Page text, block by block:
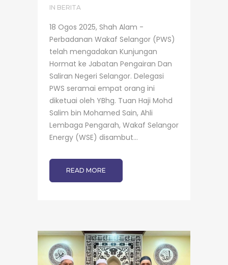
IN BERITA
18 Ogos 2025, Shah Alam -
Perbadanan Wakaf Selangor (PWS)
telah mengadakan Kunjungan
Hormat ke Jabatan Pengairan Dan
Saliran Negeri Selangor. Delegasi
PWS seramai empat orang ini
diketuai oleh YBhg. Tuan Haji Mohd
Salim bin Mohamed Sain, Ahli
Lembaga Pengarah, Wakaf Selangor
Energy (WSE) disambut...
READ MORE